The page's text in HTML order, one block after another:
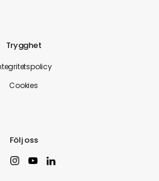
Trygghet
Cookies
Följ oss